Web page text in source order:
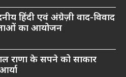
हिंदी एवं अंग्रेज़ी वाद-विवाद
का आयोजन
राणा के सपने को साकार